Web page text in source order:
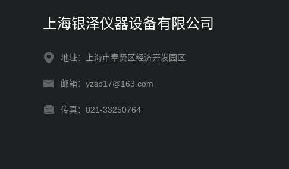
上海银泽仪器设备有限公司
地址：上海市奉贤区经济开发园区
邮箱：yzsb17@163.com
传真：021-33250764